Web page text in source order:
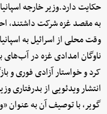
وقت محلی از اسرائیل به
ناوگان امدادی غزه در آب‌های
کرد و خواستار آزادی فوری و
انتشار ویدئویی از بدرفتاری
گویر، با توصیف آن به عنوان